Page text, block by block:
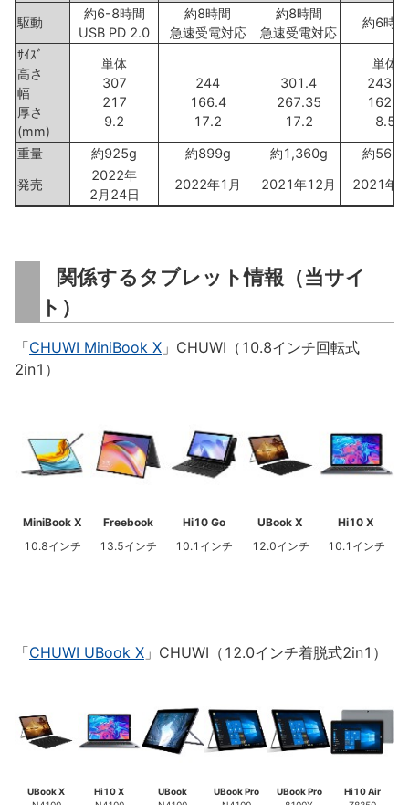
駆動
約6-8時間
USB PD 2.0
約8時間
急速受電対応
約8時間
急速受電対応
約6時間
ｻｲｽﾞ
高さ
幅
厚さ
(mm)
単体
307
217
9.2
244
166.4
17.2
301.4
267.35
17.2
単体
243.9
162.6
8.5
重量 約925g 約899g 約1,360g
約565g
発売
2022年
2月24日
2022年1月 2021年12月 2021年7
関係するタブレット情報（当サイ
ト）
「CHUWI MiniBook X 」CHUWI（10.8インチ回転式
2in1）
MiniBook X
10.8インチ
Freebook
13.5インチ
Hi10 Go
10.1インチ
UBook X
12.0インチ
Hi10 X
10.1インチ
「CHUWI UBook X 」CHUWI（12.0インチ着脱式2in1）
UBook X
Hi10 X
UBook
UBook Pro
UBook Pro
Hi10 Air